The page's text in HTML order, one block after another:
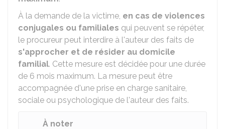
À la demande de la victime, en cas de violences
conjugales ou familiales qui peuvent se répéter,
le procureur peut interdire à l'auteur des faits de
s'approcher et de résider au domicile
familial. Cette mesure est décidée pour une durée
de 6 mois maximum. La mesure peut être
accompagnée d'une prise en charge sanitaire,
sociale ou psychologique de l'auteur des faits.
À noter